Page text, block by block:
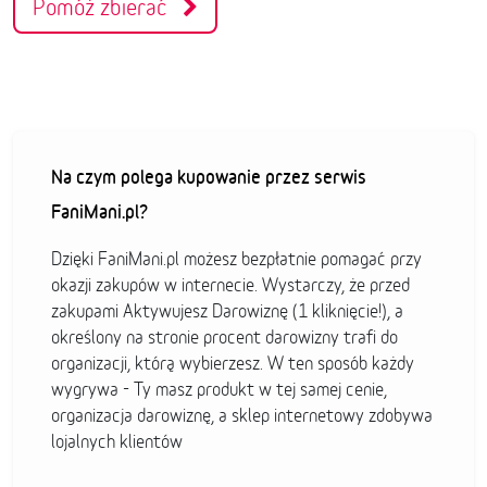
Pomóż zbierać
Na czym polega kupowanie przez serwis
FaniMani.pl?
Dzięki FaniMani.pl możesz bezpłatnie pomagać przy
okazji zakupów w internecie. Wystarczy, że przed
zakupami Aktywujesz Darowiznę (1 kliknięcie!), a
określony na stronie procent darowizny trafi do
organizacji, którą wybierzesz. W ten sposób każdy
wygrywa - Ty masz produkt w tej samej cenie,
organizacja darowiznę, a sklep internetowy zdobywa
lojalnych klientów